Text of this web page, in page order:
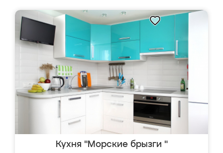
Кухня "Морские брызги "